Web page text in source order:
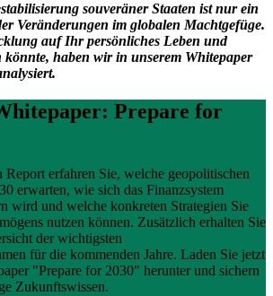
souveräner Staaten ist nur ein
Veränderungen im globalen Machtgefüge.
auf Ihr persönliches Leben und
könnte, haben wir in unserem Whitepaper
Prepare for
Report erfahren Sie, welche geopolitischen
erwarten, wie sich das Finanzsystem
wird und welche konkreten Strategien Sie
nutzen können. Zusätzlich erhalten Sie
der wichtigsten
für die kommenden Jahre. Laden Sie jetzt
"Prepare for 2030" herunter und sichern
Zukunftswissen.